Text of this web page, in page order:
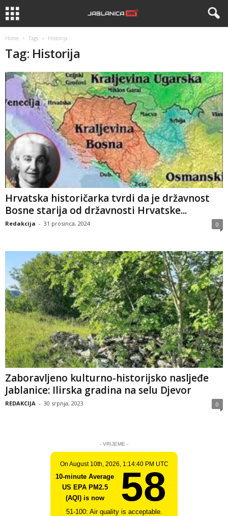
Home Tags Historija
Tag: Historija
Hrvatska historičarka tvrdi da je državnost
Bosne starija od državnosti Hrvatske...
Redakcija - 31 prosinca, 2024 0
Zaboravljeno kulturno-historijsko nasljeđe
Jablanice: Ilirska gradina na selu Djevor
REDAKCIJA - 30 srpnja, 2023 0
- VRIJEME -
On August 10th, 2026, 1:14:40 PM UTC
10-minute Average
US EPA PM2.5
(AQI) is now
58
51-100: Air quality is acceptable.